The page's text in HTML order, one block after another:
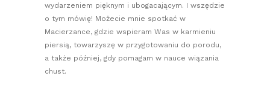
wydarzeniem pięknym i ubogacającym. I wszędzie
o tym mówię! Możecie mnie spotkać w
Macierzance, gdzie wspieram Was w karmieniu
piersią, towarzyszę w przygotowaniu do porodu,
a także później, gdy pomagam w nauce wiązania
chust.